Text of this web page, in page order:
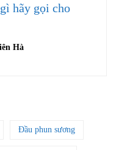
hãy gọi cho
Hà
Đầu phun sương